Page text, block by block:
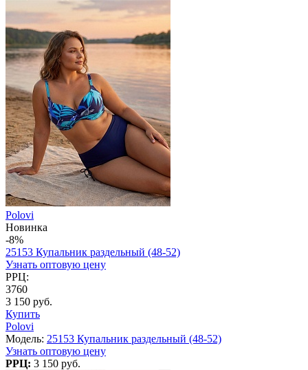
Polovi
Новинка
-8%
25153 Купальник раздельный (48-52)
Узнать оптовую цену
РРЦ:
3760
3 150 руб.
Купить
Polovi
Модель: 25153 Купальник раздельный (48-52)
Узнать оптовую цену
РРЦ: 3 150 руб.